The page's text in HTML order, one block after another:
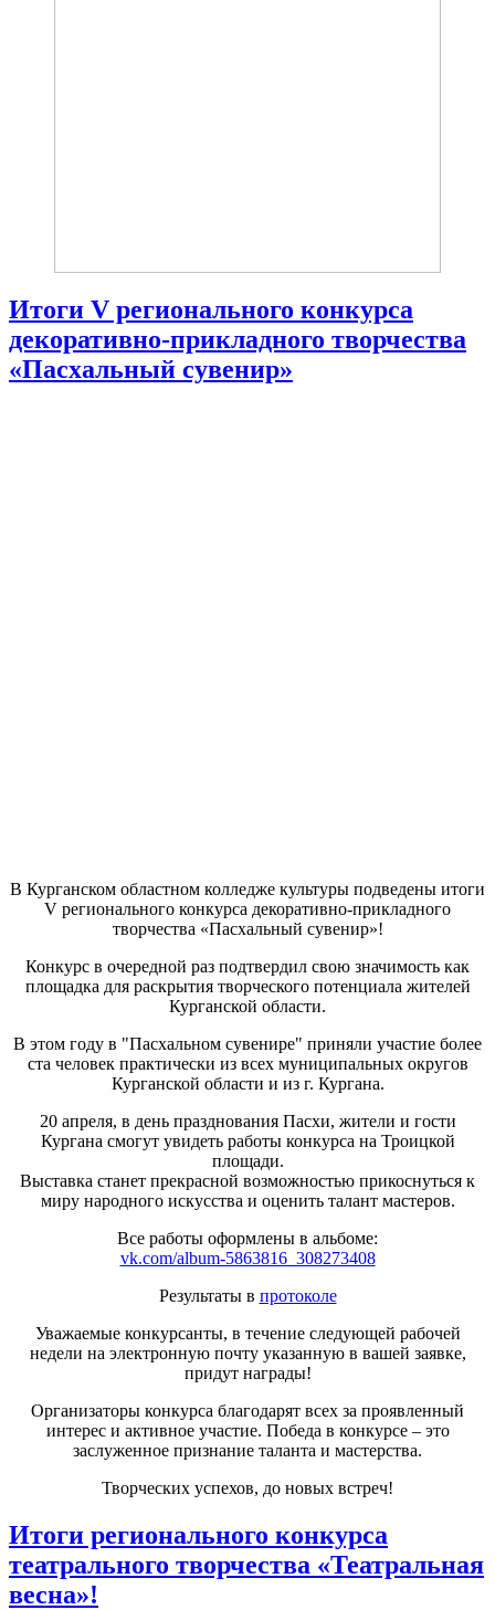
Итоги V регионального конкурса
декоративно-прикладного творчества
«Пасхальный сувенир»
В Курганском областном колледже культуры подведены итоги
V регионального конкурса декоративно-прикладного
творчества «Пасхальный сувенир»!
Конкурс в очередной раз подтвердил свою значимость как
площадка для раскрытия творческого потенциала жителей
Курганской области.
В этом году в "Пасхальном сувенире" приняли участие более
ста человек практически из всех муниципальных округов
Курганской области и из г. Кургана.
20 апреля, в день празднования Пасхи, жители и гости
Кургана смогут увидеть работы конкурса на Троицкой
площади.
Выставка станет прекрасной возможностью прикоснуться к
миру народного искусства и оценить талант мастеров.
Все работы оформлены в альбоме:
vk.com/album-5863816_308273408
Результаты в протоколе
Уважаемые конкурсанты, в течение следующей рабочей
недели на электронную почту указанную в вашей заявке,
придут награды!
Организаторы конкурса благодарят всех за проявленный
интерес и активное участие. Победа в конкурсе – это
заслуженное признание таланта и мастерства.
Творческих успехов, до новых встреч!
Итоги регионального конкурса
театрального творчества «Театральная
весна»!